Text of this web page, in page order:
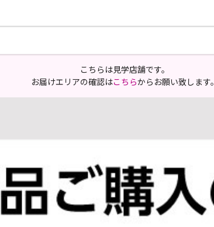
こちらは見学店舗です。
お届けエリアの確認はこちらからお願い致します。